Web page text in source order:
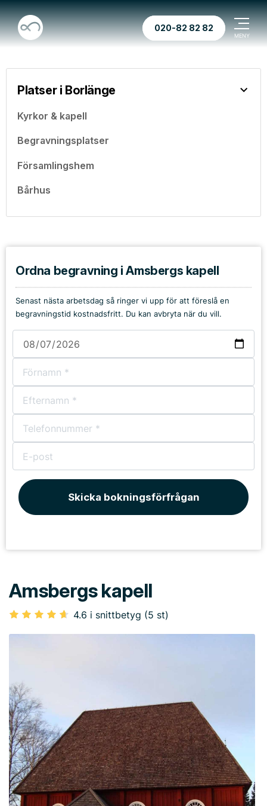
020-82 82 82
Platser i Borlänge
Kyrkor & kapell
Begravningsplatser
Församlingshem
Bårhus
Ordna begravning i Amsbergs kapell
Senast nästa arbetsdag så ringer vi upp för att föreslå en
begravningstid kostnadsfritt. Du kan avbryta när du vill.
Skicka bokningsförfrågan
Amsbergs kapell
4.6 i snittbetyg (5 st)